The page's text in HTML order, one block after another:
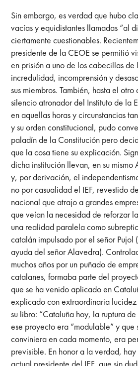
Sin embargo, es verdad que hubo
vacías y equidistantes llamadas “al
ciertamente cuestionables.
presidente de la CEOE se permitió
en prisión a uno de los cabecillas
incredulidad, incomprensión y
sus miembros. También, hasta el
silencio atronador del Instituto de la
en aquellas horas y circunstancias
y su orden constitucional, pudo
paladín de la Constitución pero
que la cosa tiene su explicación.
dicha institución llevan, en su
y, por derivación, el
no por casualidad el IEF, revestido
nacional que atrajo a grandes
que veían la necesidad de reforzar
una realidad paralela como
catalán impulsado por el señor Pujol
ayuda del señor Alavedra).
muchos años por un puñado de
catalanes, formaba parte del
que se ha venido aplicado en
explicado con extraordinaria
su libro: “Cataluña hoy, la ruptura
ese proyecto era “modulable” y que
conviniera en cada momento, era
previsible. En honor a la verdad,
actual presidente del IEF, que sin